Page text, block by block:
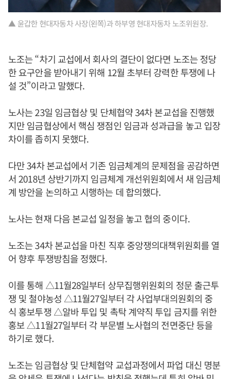
▲ 윤갑한 현대자동차 사장(왼쪽)과 하부영 현대자동차 노조위원장.
노조는 “차기 교섭에서 회사의 결단이 없다면 노조는 정당
한 요구안을 받아내기 위해 12월 초부터 강력한 투쟁에 나
설 것”이라고 말했다.
노사는 23일 임금협상 및 단체협약 34차 본교섭을 진행했
지만 임금협상에서 핵심 쟁점인 임금과 성과급을 놓고 입장
차이를 좁히지 못했다.
다만 34차 본교섭에서 기존 임금체계의 문제점을 공감하면
서 2018년 상반기까지 임금체계 개선위원회에서 새 임금체
계 방안을 논의하고 시행하는 데 합의했다.
노사는 현재 다음 본교섭 일정을 놓고 협의 중이다.
노조는 34차 본교섭을 마친 직후 중앙쟁의대책위원회를 열
어 향후 투쟁방침을 정했다.
이를 통해 △11월28일부터 상무집행위원회의 정문 출근투
쟁 및 철야농성 △11월27일부터 각 사업부대의원회의 중
식 홍보투쟁 △알바 투입 및 촉탁 계약직 투입 금지를 위한
홍보 △11월27일부터 각 부문별 노사협의 전면중단 등을
하기로 했다.
노조는 임금협상 및 단체협약 교섭과정에서 파업 대신 명분